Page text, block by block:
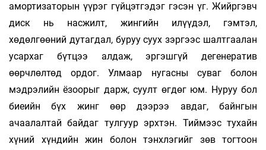
амортизаторын үүрэг гүйцэтгэдэг гэсэн үг. Жийргэвч
диск нь насжилт, жингийн илүүдэл, гэмтэл,
хөдөлгөөний дутагдал, буруу суух зэргээс шалтгаалан
усархаг бүтцээ алдаж, эргэшгүй дегенератив
өөрчлөлтөд ордог. Улмаар нугасны суваг болон
мэдрэлийн ёзоорыг дарж, суулт өгдөг юм. Нуруу бол
биеийн бүх жинг өөр дээрээ авдаг, байнгын
ачаалалтай байдаг тулгуур эрхтэн. Тиймээс тухайн
хүний хүндийн жин болон тэнхлэгийг зөв тогтоон